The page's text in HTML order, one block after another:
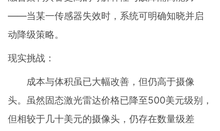
——当某一传感器失效时，系统可明确知晓并启
动降级策略。
现实挑战：
成本与体积虽已大幅改善，但仍高于摄像
头。虽然固态激光雷达价格已降至500美元级别，
但相较于几十美元的摄像头，仍存在数量级差